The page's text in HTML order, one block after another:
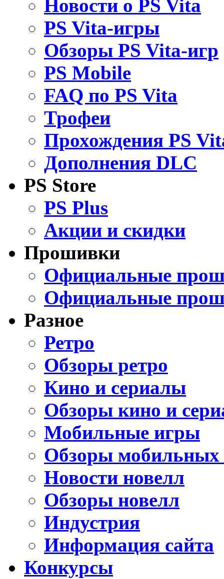
Новости о PS Vita
PS Vita-игры
Обзоры PS Vita-игр
PS Mobile
FAQ по PS Vita
Трофеи
Прохождения PS
Дополнения DLC
PS Store
PS Plus
Акции и скидки
Прошивки
Официальные
Официальные
Разное
Ретро
Обзоры ретро
Кино и сериалы
Обзоры кино и
Мобильные игры
Обзоры мобильных
Новости новелл
Обзоры новелл
Индустрия
Информация сайта
Конкурсы